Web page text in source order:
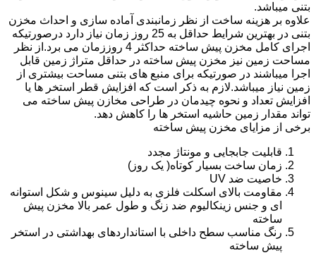
بتنی میباشد.
علاوه بر هزینه ساخت از نظر زمانبندی آماده سازی و احداث مخزن
بتنی در بهترین شرایط حداقل به 25 روز زمان نیاز دارد درصورتیکه
اجرای کامل مخزن پیش ساخته حداکثر 4 روززمان می برد.از نظر
مساحت زمین نیز مخزن پیش ساخته در حداقل متراژ زمین قابل
اجرا میباشند در صورتیکه برای منبع های بتنی مساحت بیشتری از
زمین نیاز میباشد.لازم به ذکر است که افزایش قطر استخر ها یا
افزایش تعداد و نحوه چیدمان در طراحی مخازن پیش ساخته می
تواند مقدار زمین حاشیه استخر ها را کاهش دهد.
برخی از مزایای مخزن پیش ساخته
قابلیت جابجایی و مونتاژ مجدد
زمان ساخت بسیار کوتاه( یک روز)
خاصیت ضد UV
مقاومت بالای اسکلت فلزی به دلیل سینوس و شکل استوانه
ای و جنس زینکالیوم ضد زنگ و طول عمر بالا مخزن پیش
ساخته
رنگ مناسب سطح داخلی با استانداردهای بهداشتی در استخر
پیش ساخته